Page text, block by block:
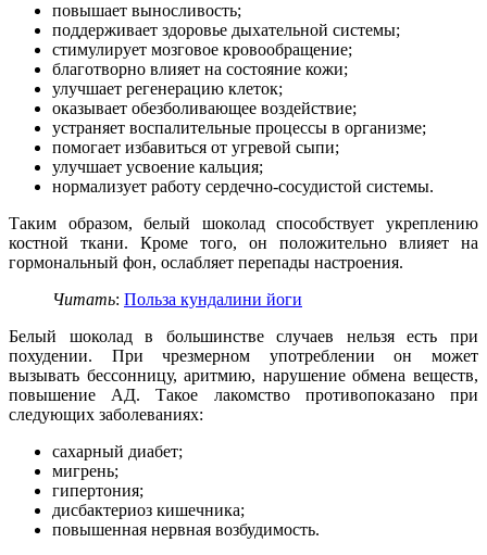
повышает выносливость;
поддерживает здоровье дыхательной системы;
стимулирует мозговое кровообращение;
благотворно влияет на состояние кожи;
улучшает регенерацию клеток;
оказывает обезболивающее воздействие;
устраняет воспалительные процессы в организме;
помогает избавиться от угревой сыпи;
улучшает усвоение кальция;
нормализует работу сердечно-сосудистой системы.
Таким образом, белый шоколад способствует укреплению
костной ткани. Кроме того, он положительно влияет на
гормональный фон, ослабляет перепады настроения.
Читать: Польза кундалини йоги
Белый шоколад в большинстве случаев нельзя есть при
похудении. При чрезмерном употреблении он может
вызывать бессонницу, аритмию, нарушение обмена веществ,
повышение АД. Такое лакомство противопоказано при
следующих заболеваниях:
сахарный диабет;
мигрень;
гипертония;
дисбактериоз кишечника;
повышенная нервная возбудимость.